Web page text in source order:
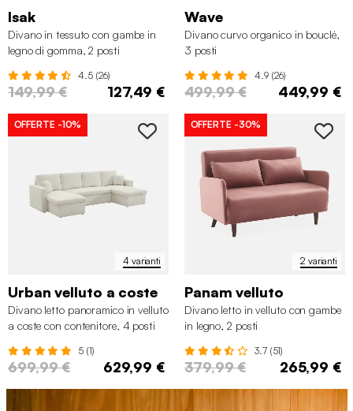
Isak
Divano in tessuto con gambe in
legno di gomma, 2 posti
4.5 (26)
149,99 € 127,49 €
Wave
Divano curvo organico in bouclé,
3 posti
4.9 (26)
499,99 € 449,99 €
4 varianti
OFFERTE -10%
Urban velluto a coste
Divano letto panoramico in velluto
a coste con contenitore, 4 posti
5 (1)
699,99 € 629,99 €
2 varianti
OFFERTE -30%
Panam velluto
Divano letto in velluto con gambe
in legno, 2 posti
3.7 (51)
379,99 € 265,99 €